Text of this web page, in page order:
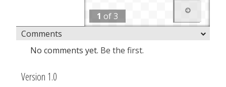
1 of 3
Comments
No comments yet. Be the first.
Version 1.0